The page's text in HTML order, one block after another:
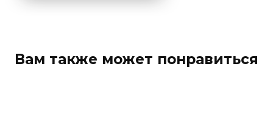
Вам также может понравиться